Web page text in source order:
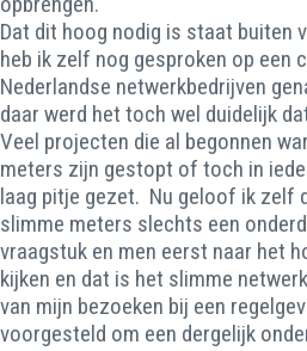
Dat dit hoog nodig is staat buiten
heb ik zelf nog gesproken op een
Nederlandse netwerkbedrijven
daar werd het toch wel duidelijk
Veel projecten die al begonnen
meters zijn gestopt of toch in
laag pitje gezet. Nu geloof ik zelf
slimme meters slechts een
vraagstuk en men eerst naar het
kijken en dat is het slimme
van mijn bezoeken bij een
voorgesteld om een dergelijk